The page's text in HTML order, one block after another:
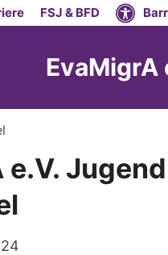
FSJ & BFD
e.V.